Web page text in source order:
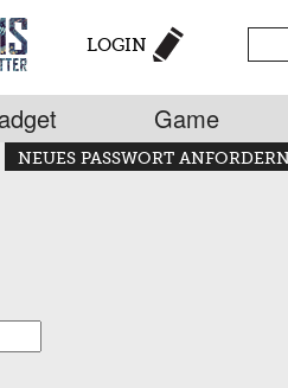
LOGIN
Game
NEUES PASSWORT ANFORDERN